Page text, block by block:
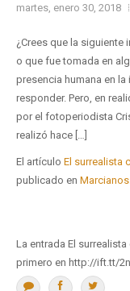
martes, enero 30, 2018
¿Crees que la
o que fue tomada en
presencia humana en
responder. Pero, en
por el fotoperiodista
realizó hace […]
El artículo El surrealista
publicado en Marcianos
La entrada El
primero en http://ift.tt/